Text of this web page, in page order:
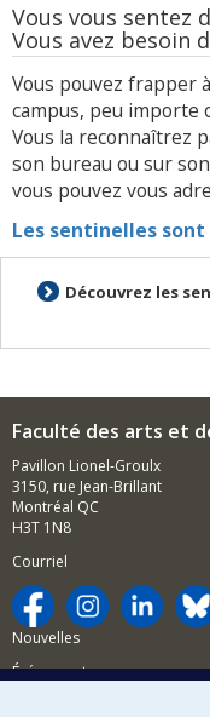
Vous vous sentez
Vous avez besoin
Vous pouvez frapper
campus, peu importe
Vous la reconnaîtrez
son bureau ou sur
vous pouvez vous
Les sentinelles
Découvrez les
Faculté des arts et
Pavillon Lionel-Groulx
3150, rue Jean-Brillant
Montréal QC
H3T 1N8
Courriel
Nouvelles
Événements